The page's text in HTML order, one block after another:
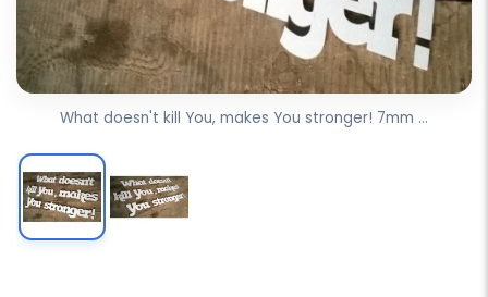
What doesn't kill You, makes You stronger! 7mm ...